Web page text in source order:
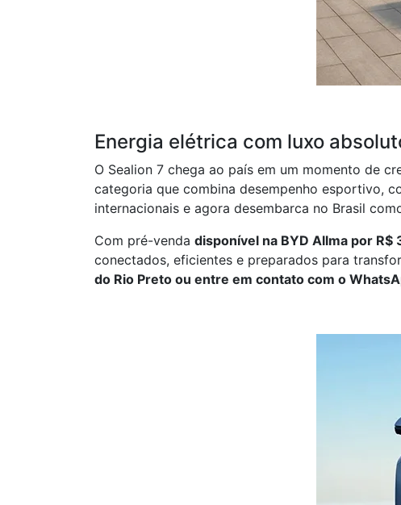
Energia elétrica com luxo
O Sealion 7 chega ao país em um momento de
categoria que combina desempenho esportivo,
internacionais e agora desembarca no Brasil
Com pré-venda disponível na BYD Allma por
conectados, eficientes e preparados para
do Rio Preto ou entre em contato com o